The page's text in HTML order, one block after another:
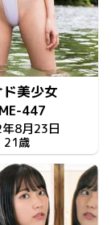
美少女
447
8月23日
21歳